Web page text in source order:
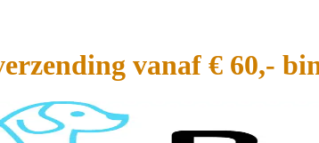
vanaf € 60,-